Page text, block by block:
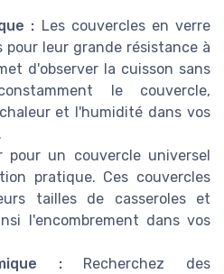
: Les couvercles en verre
pour leur grande résistance à
d'observer la cuisson sans
le couvercle,
et l'humidité dans vos
pour un couvercle universel
pratique. Ces couvercles
tailles de casseroles et
l'encombrement dans vos
:Recherchez des
Alimentaire - 12